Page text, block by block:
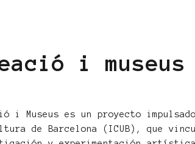
i museus
i Museus es un proyecto
de Barcelona (ICUB), que